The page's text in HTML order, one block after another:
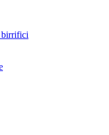
birrifici